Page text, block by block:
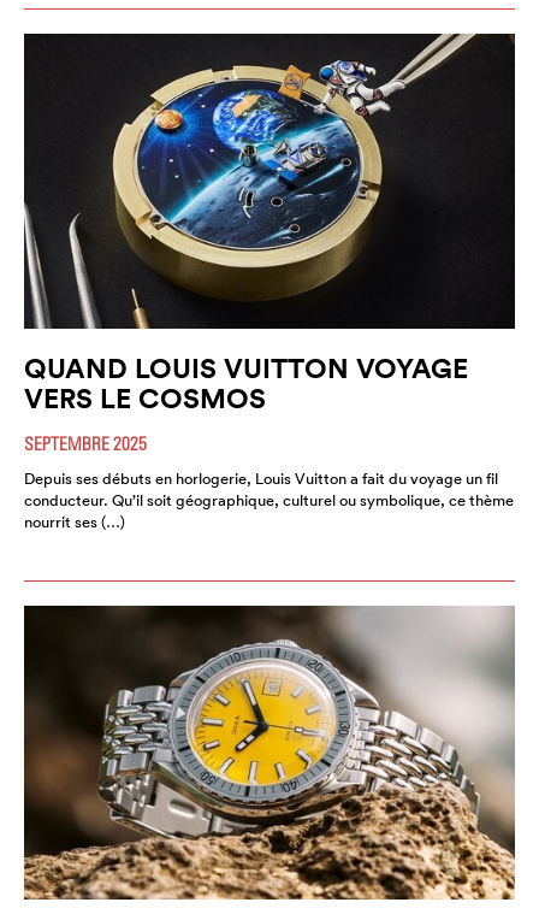
QUAND LOUIS VUITTON VOYAGE
VERS LE COSMOS
SEPTEMBRE 2025
Depuis ses débuts en horlogerie, Louis Vuitton a fait du voyage un fil
conducteur. Qu’il soit géographique, culturel ou symbolique, ce thème
nourrit ses (…)